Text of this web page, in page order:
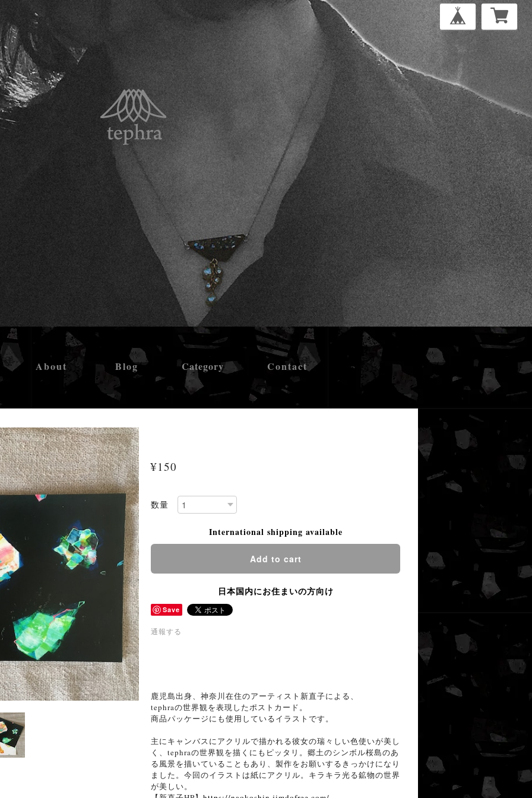
About Blog Category Contact
¥150
数量
International shipping available
Add to cart
日本国内にお住まいの方向け
Save
通報する
鹿児島出身、神奈川在住のアーティスト新直子による、
tephraの世界観を表現したポストカード。
商品パッケージにも使用しているイラストです。
主にキャンバスにアクリルで描かれる彼女の瑞々しい色使いが美し
く、tephraの世界観を描くにもピッタリ。郷土のシンボル桜島のあ
る風景を描いていることもあり、製作をお願いするきっかけになり
ました。今回のイラストは紙にアクリル。キラキラ光る鉱物の世界
が美しい。